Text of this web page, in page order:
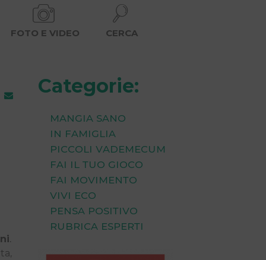
FOTO E VIDEO CERCA
.
Categorie:
Mangia Sano
In Famiglia
Piccoli Vademecum
Fai il tuo Gioco
Fai Movimento
Vivi Eco
Pensa Positivo
Rubrica Esperti